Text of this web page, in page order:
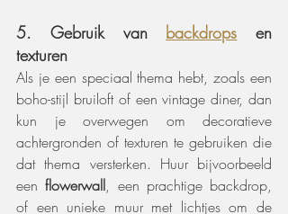
5. Gebruik van backdrops en
texturen
Als je een speciaal thema hebt, zoals een
boho-stijl bruiloft of een vintage diner, dan
kun je overwegen om decoratieve
achtergronden of texturen te gebruiken die
dat thema versterken. Huur bijvoorbeeld
een flowerwall, een prachtige backdrop,
of een unieke muur met lichtjes om de